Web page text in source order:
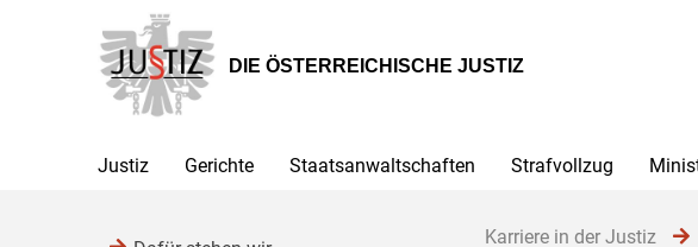
Hauptnavigation
[1]
Inhalt
[2]
Untermenü
[3]
DIE ÖSTERREICHISCHE JUSTIZ
Justiz Gerichte Staatsanwaltschaften Strafvollzug
Karriere in der Justiz